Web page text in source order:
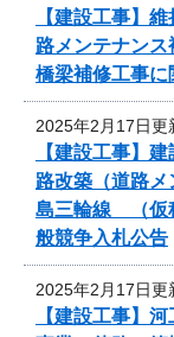
【建設工事】
路メンテナン
橋梁補修工事
2025年2月17日更
【建設工事】
路改築（道路メ
島三輪線 （仮
般競争入札公告
2025年2月17日更
【建設工事】